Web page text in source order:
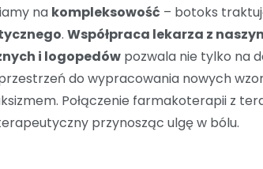
na kompleksowość – botoks
.Współpraca lekarza z
i logopedów pozwala nie tylko na
do wypracowania nowych
Połączenie farmakoterapii z
przynosząc ulgę w bólu.